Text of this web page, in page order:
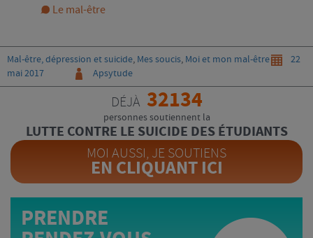
Le mal-être
Categories
Mal-être, dépression et suicide, Mes soucis, Moi et mon mal-être
Posté
22
mai 2017
Auteur
Apsytude
DÉJÀ 32134
personnes soutiennent la
LUTTE CONTRE LE SUICIDE DES ÉTUDIANTS
MOI AUSSI, JE SOUTIENS
EN CLIQUANT ICI
PRENDRE